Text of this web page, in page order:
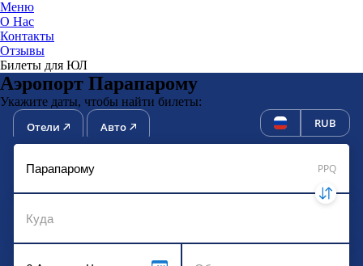
Меню
О Нас
Контакты
Отзывы
Билеты для ЮЛ
Аэропорт Парапарому
Укажите даты, чтобы найти билеты:
Отели Авто RUB
PPQ